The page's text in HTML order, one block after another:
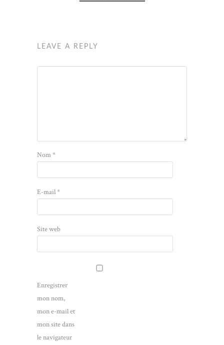
LEAVE A REPLY
Nom*
E-mail*
Site web
Enregistrer
mon nom,
mon e-mail et
mon site dans
le navigateur